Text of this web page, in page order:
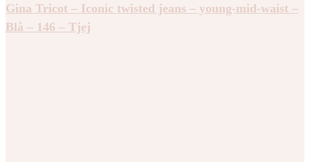
Gina Tricot – Iconic twisted jeans – young-mid-waist –
Blå – 146 – Tjej